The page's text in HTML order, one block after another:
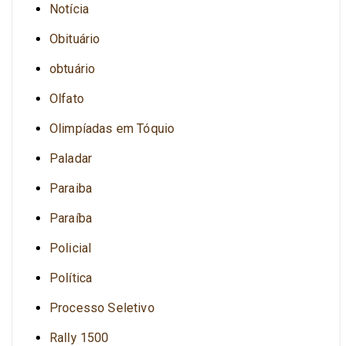
Notícia
Obituário
obtuário
Olfato
Olimpíadas em Tóquio
Paladar
Paraiba
Paraíba
Policial
Política
Processo Seletivo
Rally 1500